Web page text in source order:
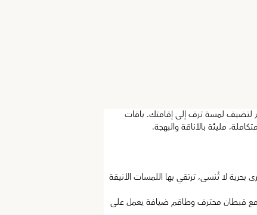
لتضيف لمسة ترف إلى إقامتك. باقات
مليئة بالأناقة والبهجة.
لا تُنسى، ترتقي بها اللمسات الأنيقة
متن يخت خاص فاخر لمدة 3 ساعات، مع قبطان محترف وطاقم ضيافة يعمل على